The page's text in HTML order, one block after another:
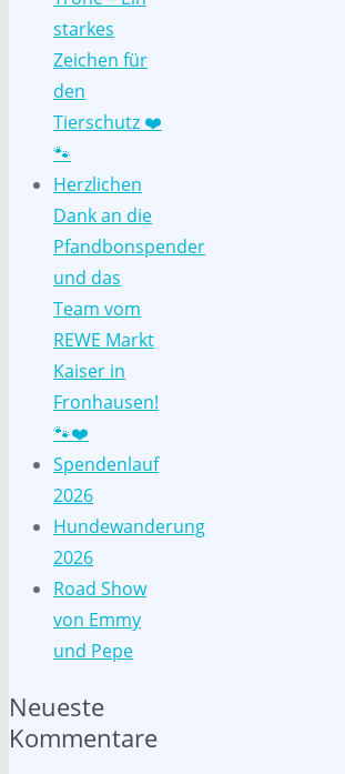
starkes
Zeichen für
den
Tierschutz ❤️
🐾
Herzlichen
Dank an die
Pfandbonspender
und das
Team vom
REWE Markt
Kaiser in
Fronhausen!
🐾❤️
Spendenlauf
2026
Hundewanderung
2026
Road Show
von Emmy
und Pepe
Neueste
Kommentare